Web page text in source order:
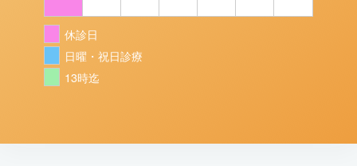
休診日
日曜・祝日診療
13時迄